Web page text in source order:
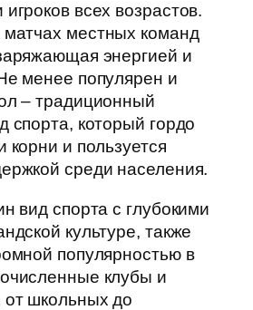
всех возрастов.
местных команд
энергией и
менее популярен и
– традиционный
спорта, который гордо
корни и пользуется
среди населения.
вид спорта с глубокими
культуре, также
популярностью в
клубы и
от школьных до